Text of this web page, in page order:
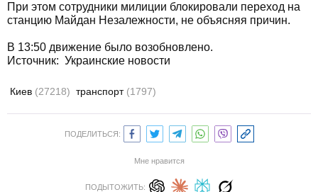
При этом сотрудники милиции блокировали переход на
станцию Майдан Незалежности, не объясняя причин.
В 13:50 движение было возобновлено.
Источник: Украинские новости
Киев (27218) транспорт (1797)
ПОДЕЛИТЬСЯ:
Мне нравится
ПОДЫТОЖИТЬ: